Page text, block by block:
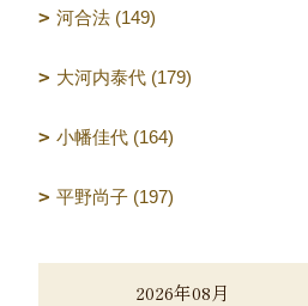
河合法 (149)
大河内泰代 (179)
小幡佳代 (164)
平野尚子 (197)
2026年08月